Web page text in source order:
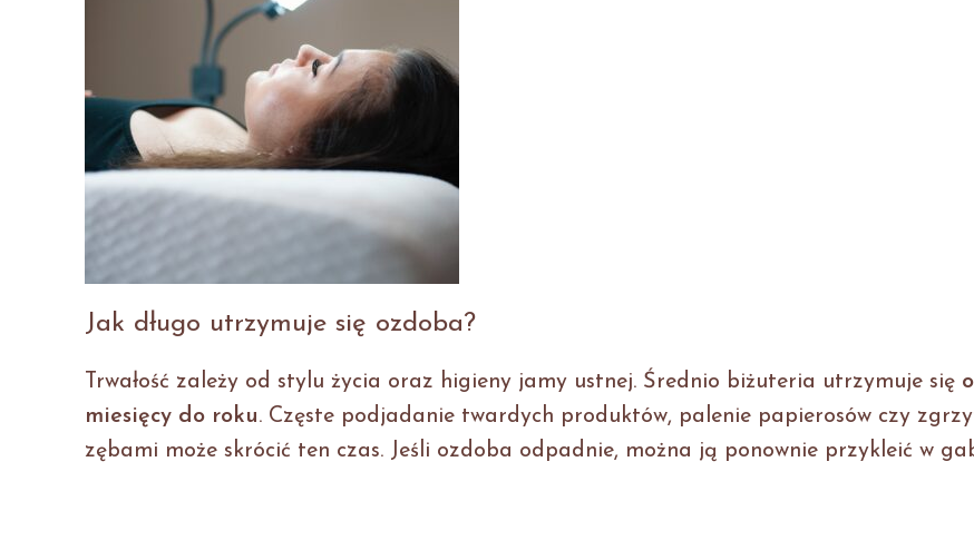
Jak długo utrzymuje się ozdoba?
Trwałość zależy od stylu życia oraz higieny jamy ustnej. Średnio biżuteria utrzymuje się
miesięcy do roku. Częste podjadanie twardych produktów, palenie papierosów czy
zębami może skrócić ten czas. Jeśli ozdoba odpadnie, można ją ponownie przykleić w